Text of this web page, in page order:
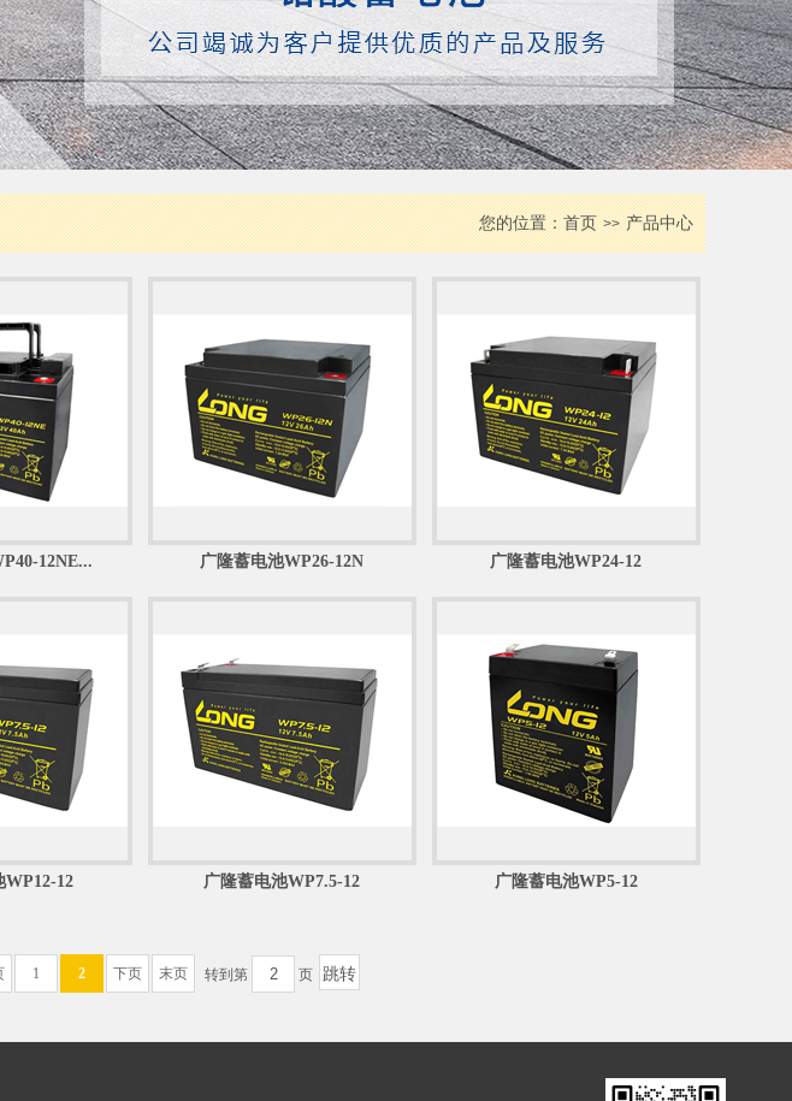
您的位置：首页 >> 产品中心
12NE... 广隆蓄电池WP26-12N 广隆蓄电池WP24-12
WP12-12 广隆蓄电池WP7.5-12 广隆蓄电池WP5-12
1 2 下页 末页 转到第 页